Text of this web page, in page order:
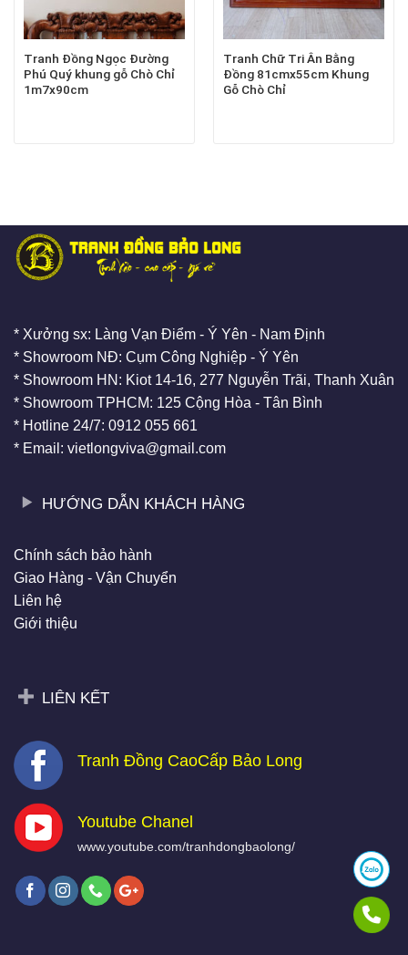
Tranh Đồng Ngọc Đường
Phú Quý khung gỗ Chò Chỉ
1m7x90cm
Tranh Chữ Tri Ân Bằng
Đồng 81cmx55cm Khung
Gỗ Chò Chỉ
* Xưởng sx: Làng Vạn Điểm - Ý Yên - Nam Định
* Showroom NĐ: Cụm Công Nghiệp - Ý Yên
* Showroom HN: Kiot 14-16, 277 Nguyễn Trãi, Thanh Xuân
* Showroom TPHCM: 125 Cộng Hòa - Tân Bình
* Hotline 24/7: 0912 055 661
* Email: vietlongviva@gmail.com
HƯỚNG DẪN KHÁCH HÀNG
Chính sách bảo hành
Giao Hàng - Vận Chuyển
Liên hệ
Giới thiệu
LIÊN KẾT
Tranh Đồng CaoCấp Bảo Long
Youtube Chanel
www.youtube.com/tranhdongbaolong/